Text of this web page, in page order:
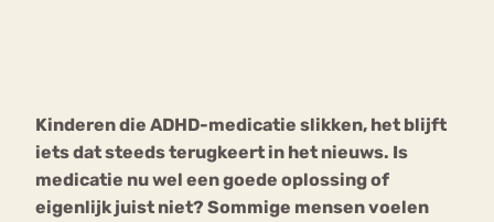
Kinderen die ADHD-medicatie slikken, het blijft
iets dat steeds terugkeert in het nieuws. Is
medicatie nu wel een goede oplossing of
eigenlijk juist niet? Sommige mensen voelen
Forum
osa
Eetbuien Piekeren Sport
Trauma
Orthorexia
Afvallen Angst